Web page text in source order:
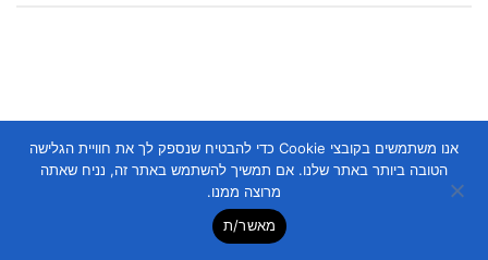
Copyright 2026 © Flatsome Theme
אנו משתמשים בקובצי Cookie כדי להבטיח שנספק לך את חוויית הגלישה
הטובה ביותר באתר שלנו. אם תמשיך להשתמש באתר זה, נניח שאתה
מרוצה ממנו.
מאשר/ת